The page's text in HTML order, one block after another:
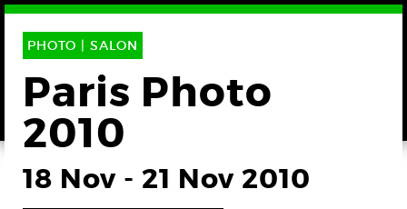
PHOTO | SALON
Paris Photo
2010
18 Nov - 21 Nov 2010